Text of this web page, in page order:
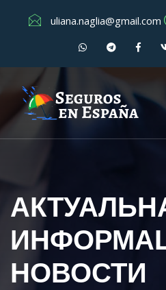
uliana.naglia@gmail.com
НОВОСТИ